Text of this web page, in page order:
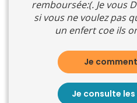
remboursée:(. Je vous
si vous ne voulez pas
un enfert coe ils
Je
Je consulte